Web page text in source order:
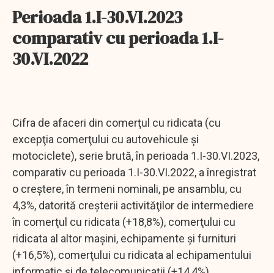
Perioada 1.I-30.VI.2023
comparativ cu perioada 1.I-
30.VI.2022
Cifra de afaceri din comerţul cu ridicata (cu
excepţia comerţului cu autovehicule şi
motociclete), serie brută, în perioada 1.I-30.VI.2023,
comparativ cu perioada 1.I-30.VI.2022, a înregistrat
o creştere, în termeni nominali, pe ansamblu, cu
4,3%, datorită creșterii activităţilor de intermediere
în comerţul cu ridicata (+18,8%), comerţului cu
ridicata al altor maşini, echipamente şi furnituri
(+16,5%), comerţului cu ridicata al echipamentului